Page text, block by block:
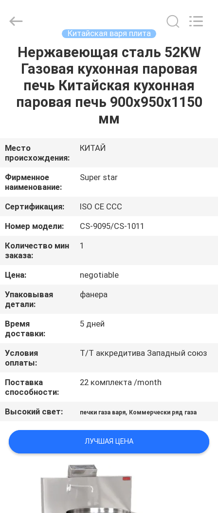
ДОМ
ПРОДУКТЫ
ВИДЕО
О
НАС
ПУТЕШЕСТВИЕ
ФАБРИКИ
ПРОВЕРКА
КАЧЕСТВА
СВЯЖИТЕСЬ
МЫ
НОВОСТИ
СЛУЧАИ
VR
КАРТА
САЙТА
PRIVACY
POLICY
equipments
limited.
Reserved.
Китайская варя плита
Нержавеющая сталь 52KW
Газовая кухонная паровая
печь Китайская кухонная
паровая печь 900x950x1150
мм
Место
происхождения:
КИТАЙ
Фирменное
наименование:
Super star
Сертификация:
ISO CE CCC
Номер модели:
CS-9095/CS-1011
Количество мин
заказа:
1
Цена:
negotiable
Упаковывая
детали:
фанера
Время
доставки:
5 дней
Условия
оплаты:
T/T аккредитива Западный союз
Поставка
способности:
22 комплекта /month
Высокий свет: печки газа варя, Коммерчески ряд газа
ЛУЧШАЯ ЦЕНА